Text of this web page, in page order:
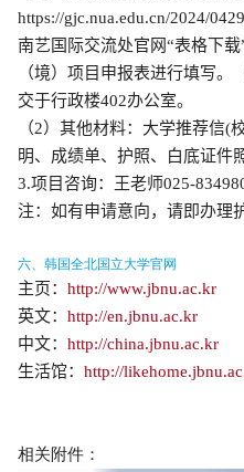
https://gjc.nua.edu.cn/2024/
南艺国际交流处官网“表格下
（境）项目申报表进行填写。
交于行政楼402办公室。
（2）其他材料：大学推荐信(
明、成绩单、护照、
白底证件
3.项目咨询：王老师025-
注：如有申请意向，请即办理
六、韩国全北国立大学官网
主页： http://www.jbnu.ac.kr
英文： http://en.jbnu.ac.kr
中文： http://china.jbnu.ac.kr
生活馆： http://
相关附件：